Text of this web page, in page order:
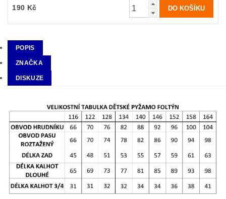
190 Kč
POPIS
ZNAČKA
DISKUZE